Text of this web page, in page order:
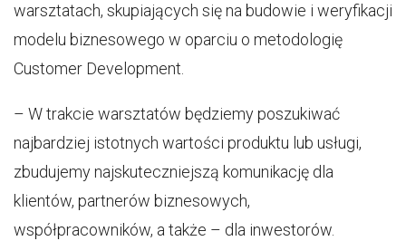
warsztatach, skupiających się na budowie i weryfikacji
modelu biznesowego w oparciu o metodologię
Customer Development.
– W trakcie warsztatów będziemy poszukiwać
najbardziej istotnych wartości produktu lub usługi,
zbudujemy najskuteczniejszą komunikację dla
klientów, partnerów biznesowych,
współpracowników, a także – dla inwestorów.